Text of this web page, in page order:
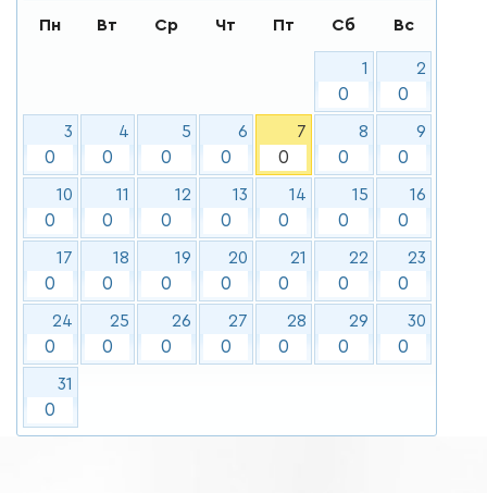
Пн Вт Ср Чт Пт Сб Вс
1
0
2
0
3
0
4
0
5
0
6
0
7
0
8
0
9
0
10
0
11
0
12
0
13
0
14
0
15
0
16
0
17
0
18
0
19
0
20
0
21
0
22
0
23
0
24
0
25
0
26
0
27
0
28
0
29
0
30
0
31
0